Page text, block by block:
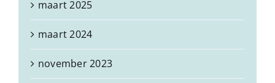
maart 2025
maart 2024
november 2023